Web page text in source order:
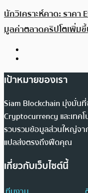
นักวิเคราะห์คาด: ราคา
มูลค่าตลาดคริปโตเพิ่ม
เป้าหมายของเรา
Siam Blockchain มุ่งมั่น
Cryptocurrency และเทค
รวบรวมข้อมูลส่วนใหญ่จาก
แปลส่งตรงถึงฟีดคุณ
เกี่ยวกับเว็บไซต์นี้